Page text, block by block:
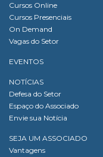
Cursos Online
Cursos Presenciais
On Demand
Vagas do Setor
EVENTOS
NOTÍCIAS
Defesa do Setor
Espaço do Associado
Envie sua Notícia
SEJA UM ASSOCIADO
Vantagens